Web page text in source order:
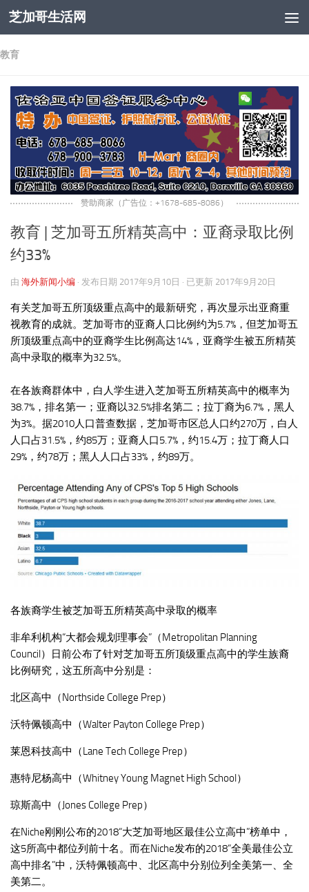
跳至内容
芝加哥生活网
教育
赞助商家（广告位：+1678-685-8086）
教育 | 芝加哥五所精英高中：亚裔录取比例
约33%
由 海外新闻小编 · 发布日期 2017年9月10日 · 已更新 2017年9月20日
有关芝加哥五所顶级重点高中的最新研究，再次显示出亚裔重
视教育的成就。芝加哥市的亚裔人口比例约为5.7%，但芝加哥五
所顶级重点高中的亚裔学生比例高达14%，亚裔学生被五所精英
高中录取的概率为32.5%。
在各族裔群体中，白人学生进入芝加哥五所精英高中的概率为
38.7%，排名第一；亚裔以32.5%排名第二；拉丁裔为6.7%，黑人
为3%。据2010人口普查数据，芝加哥市区总人口约270万，白人
人口占31.5%，约85万；亚裔人口5.7%，约15.4万；拉丁裔人口
29%，约78万；黑人人口占33%，约89万。
各族裔学生被芝加哥五所精英高中录取的概率
非牟利机构“大都会规划理事会”（Metropolitan Planning
Council）日前公布了针对芝加哥五所顶级重点高中的学生族裔
比例研究，这五所高中分别是：
北区高中（Northside College Prep）
沃特佩顿高中（Walter Payton College Prep）
莱恩科技高中（Lane Tech College Prep）
惠特尼杨高中（Whitney Young Magnet High School）
琼斯高中（Jones College Prep）
在Niche刚刚公布的2018“大芝加哥地区最佳公立高中”榜单中，
这5所高中都位列前十名。而在Niche发布的2018“全美最佳公立
高中排名”中，沃特佩顿高中、北区高中分别位列全美第一、全
美第二。